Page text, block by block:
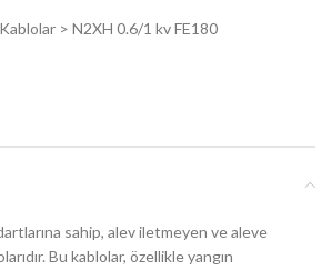
> N2XH 0.6/1 kv FE180
sahip, alev iletmeyen ve aleve
Bu kablolar, özellikle yangın